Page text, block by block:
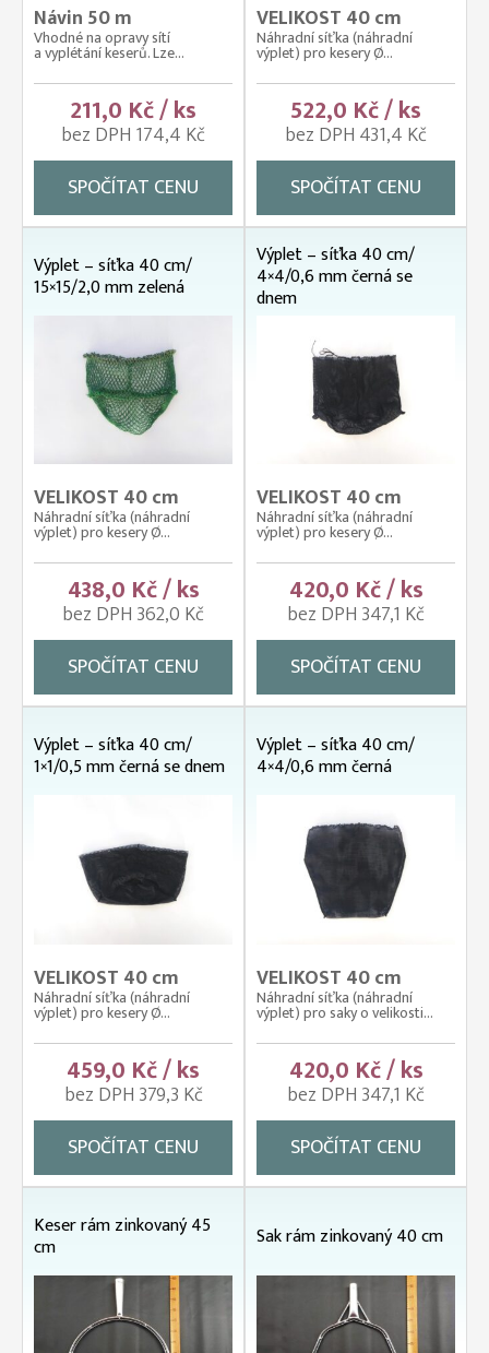
Návin 50 m
Vhodné na opravy sítí
a vyplétání keserů. Lze...
211,0 Kč / ks
bez DPH 174,4 Kč
SPOČÍTAT CENU
VELIKOST 40 cm
Náhradní síťka (náhradní
výplet) pro kesery Ø...
522,0 Kč / ks
bez DPH 431,4 Kč
SPOČÍTAT CENU
Výplet – síťka 40 cm/
15×15/2,0 mm zelená
VELIKOST 40 cm
Náhradní síťka (náhradní
výplet) pro kesery Ø...
438,0 Kč / ks
bez DPH 362,0 Kč
SPOČÍTAT CENU
Výplet – síťka 40 cm/
4×4/0,6 mm černá se
dnem
VELIKOST 40 cm
Náhradní síťka (náhradní
výplet) pro kesery Ø...
420,0 Kč / ks
bez DPH 347,1 Kč
SPOČÍTAT CENU
Výplet – síťka 40 cm/
1×1/0,5 mm černá se dnem
VELIKOST 40 cm
Náhradní síťka (náhradní
výplet) pro kesery Ø...
459,0 Kč / ks
bez DPH 379,3 Kč
SPOČÍTAT CENU
Výplet – síťka 40 cm/
4×4/0,6 mm černá
VELIKOST 40 cm
Náhradní síťka (náhradní
výplet) pro saky o velikosti...
420,0 Kč / ks
bez DPH 347,1 Kč
SPOČÍTAT CENU
Keser rám zinkovaný 45
cm Sak rám zinkovaný 40 cm